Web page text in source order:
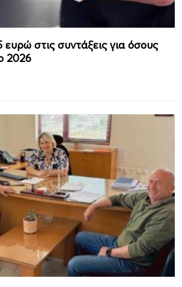
στις συντάξεις για όσους
2026